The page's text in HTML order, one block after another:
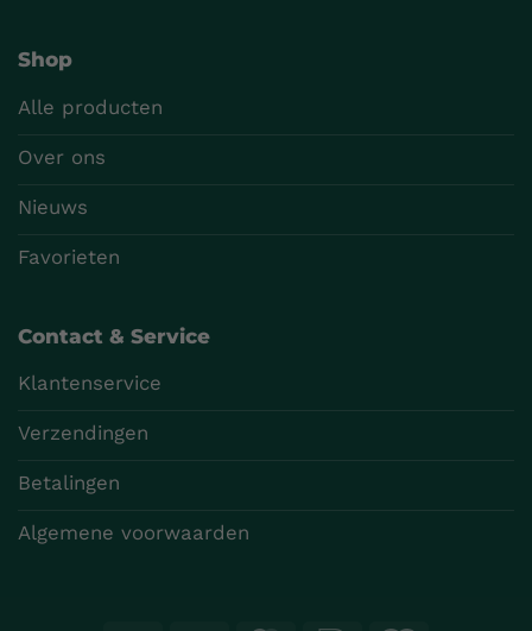
Shop
Alle producten
Over ons
Nieuws
Favorieten
Contact & Service
Klantenservice
Verzendingen
Betalingen
Algemene voorwaarden